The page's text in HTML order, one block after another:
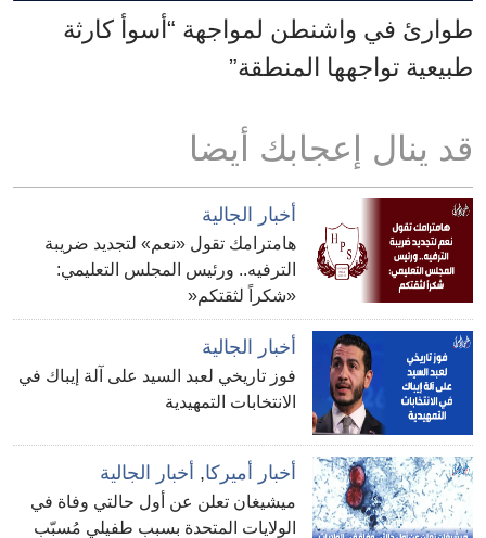
طوارئ في واشنطن لمواجهة “أسوأ كارثة
طبيعية تواجهها المنطقة”
قد ينال إعجابك أيضا
أخبار الجالية
هامترامك تقول «نعم» لتجديد ضريبة
الترفيه.. ورئيس المجلس التعليمي:
«شكراً لثقتكم«
أخبار الجالية
فوز تاريخي لعبد السيد على آلة إيباك في
الانتخابات التمهيدية
أخبار أميركا, أخبار الجالية
ميشيغان تعلن عن أول حالتي وفاة في
الولايات المتحدة بسبب طفيلي مُسبّب